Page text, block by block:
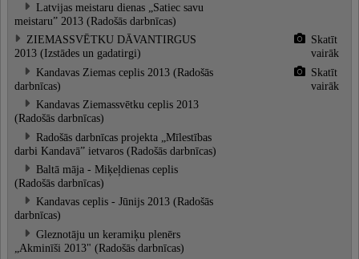
Latvijas meistaru dienas „Satiec savu
meistaru” 2013 (Radošās darbnīcas)
ZIEMASSVĒTKU DĀVANTIRGUS
2013 (Izstādes un gadatirgi)
Skatīt
vairāk
Kandavas Ziemas ceplis 2013 (Radošās
darbnīcas)
Skatīt
vairāk
Kandavas Ziemassvētku ceplis 2013
(Radošās darbnīcas)
Radošās darbnīcas projekta „Mīlestības
darbi Kandavā” ietvaros (Radošās darbnīcas)
Baltā māja - Miķeļdienas ceplis
(Radošās darbnīcas)
Kandavas ceplis - Jūnijs 2013 (Radošās
darbnīcas)
Gleznotāju un keramiķu plenērs
„Akminīši 2013" (Radošās darbnīcas)